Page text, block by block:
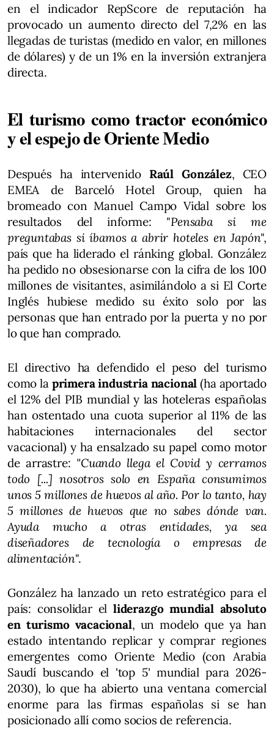
en el indicador RepScore de reputación ha
provocado un aumento directo del 7,2% en las
llegadas de turistas (medido en valor, en millones
de dólares) y de un 1% en la inversión extranjera
directa.
El turismo como tractor económico
y el espejo de Oriente Medio
Después ha intervenidoRaúl González, CEO
EMEA de Barceló Hotel Group, quien ha
bromeado con Manuel Campo Vidal sobre los
resultados del informe: "Pensaba si me
preguntabas si íbamos a abrir hoteles en Japón",
país que ha liderado el ránking global. González
ha pedido no obsesionarse con la cifra de los 100
millones de visitantes, asimilándolo a si El Corte
Inglés hubiese medido su éxito solo por las
personas que han entrado por la puerta y no por
lo que han comprado.
El directivo ha defendido el peso del turismo
como la primera industria nacional (ha aportado
el 12% del PIB mundial y las hoteleras españolas
han ostentado una cuota superior al 11% de las
habitaciones internacionales del sector
vacacional) y ha ensalzado su papel como motor
de arrastre: "Cuando llega el Covid y cerramos
todo [...] nosotros solo en España consumimos
unos 5 millones de huevos al año. Por lo tanto, hay
5 millones de huevos que no sabes dónde van.
Ayuda mucho a otras entidades, ya sea
diseñadores de tecnología o empresas de
alimentación".
González ha lanzado un reto estratégico para el
país: consolidar elliderazgo mundial absoluto
en turismo vacacional, un modelo que ya han
estado intentando replicar y comprar regiones
emergentes como Oriente Medio (con Arabia
Saudí buscando el 'top 5' mundial para 2026-
2030), lo que ha abierto una ventana comercial
enorme para las firmas españolas si se han
posicionado allí como socios de referencia.